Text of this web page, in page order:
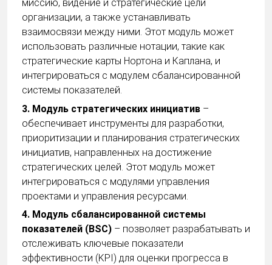
миссию, видение и стратегические цели
организации, а также устанавливать
взаимосвязи между ними. Этот модуль может
использовать различные нотации, такие как
стратегические карты Нортона и Каплана, и
интегрироваться с модулем сбалансированной
системы показателей.
3. Модуль стратегических инициатив –
обеспечивает инструменты для разработки,
приоритизации и планирования стратегических
инициатив, направленных на достижение
стратегических целей. Этот модуль может
интегрироваться с модулями управления
проектами и управления ресурсами.
4. Модуль сбалансированной системы
показателей (BSC) – позволяет разрабатывать и
отслеживать ключевые показатели
эффективности (KPI) для оценки прогресса в